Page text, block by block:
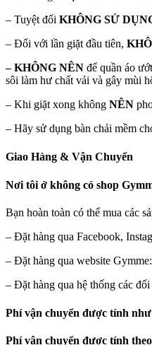
– Tuyệt đối KHÔNG SỬ
– Đối với lần giặt đầu tiên,
– KHÔNG NÊN để quần áo
sôi làm hư chất vải và gây mùi
– Khi giặt xong không NÊN
– Hãy sử dụng bàn chải mềm
Giao Hàng & Vận Chuyển
Nơi tôi ở không có shop
Bạn hoàn toàn có thể mua các
– Đặt hàng qua Facebook,
– Đặt hàng qua website
– Đặt hàng qua hệ thống các
Phí vận chuyển được tính như
Phí vận chuyển được tính